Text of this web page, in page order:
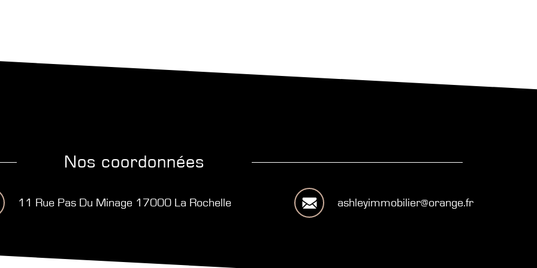
nos coordonnées
11 Rue Pas Du Minage 17000 La Rochelle ashleyimmobilier@orange.fr